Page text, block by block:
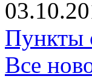
Пункты
Все